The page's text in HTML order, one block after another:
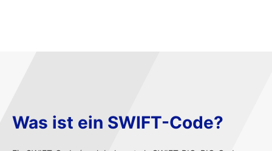
Was ist ein SWIFT-Code?